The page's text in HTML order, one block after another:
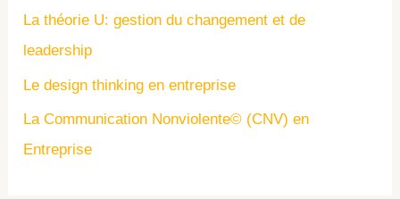
La théorie U: gestion du changement et de
leadership
Le design thinking en entreprise
La Communication Nonviolente© (CNV) en
Entreprise